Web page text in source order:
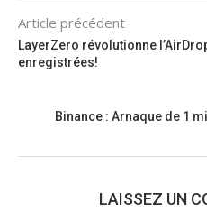
Article précédent
LayerZero révolutionne
enregistrées!
Binance : Arnaque de 1
LAISSEZ UN